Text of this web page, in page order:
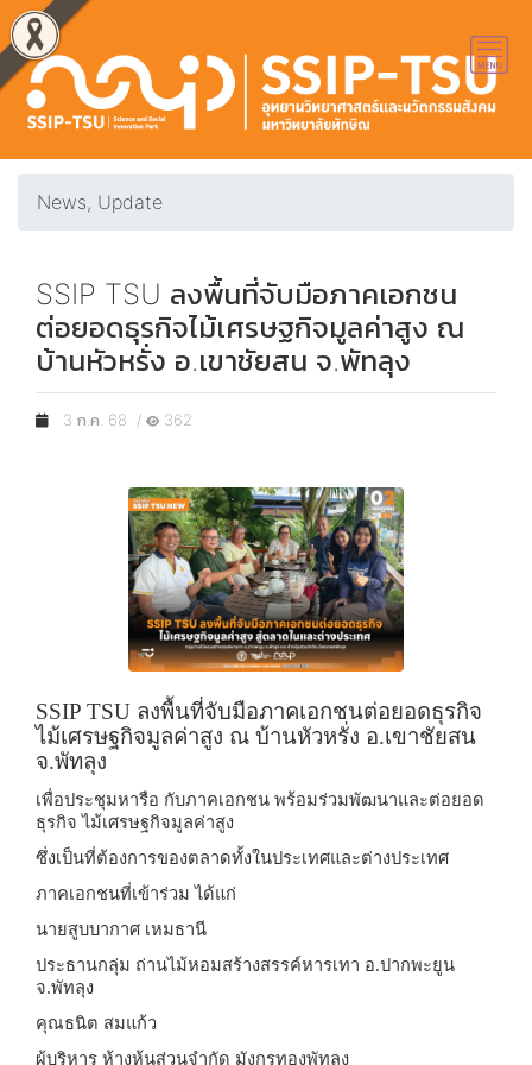
News, Update
SSIP TSU ลงพื้นที่จับมือภาคเอกชน
ต่อยอดธุรกิจไม้เศรษฐกิจมูลค่าสูง ณ
บ้านหัวหรั่ง อ.เขาชัยสน จ.พัทลุง
3 ก.ค. 68 / 362
SSIP TSU ลงพื้นที่จับมือภาคเอกชนต่อยอดธุรกิจ
ไม้เศรษฐกิจมูลค่าสูง ณ บ้านหัวหรั่ง อ.เขาชัยสน
จ.พัทลุง
เพื่อประชุมหารือ กับภาคเอกชน พร้อมร่วมพัฒนาและต่อยอด
ธุรกิจ ไม้เศรษฐกิจมูลค่าสูง
ซึ่งเป็นที่ต้องการของตลาดทั้งในประเทศและต่างประเทศ
ภาคเอกชนที่เข้าร่วม ได้แก่
นายสูบบากาศ เหมธานี
ประธานกลุ่ม ถ่านไม้หอมสร้างสรรค์หารเทา อ.ปากพะยูน
จ.พัทลุง
คุณธนิต สมแก้ว
ผู้บริหาร ห้างหุ้นส่วนจำกัด มังกรทองพัทลุง